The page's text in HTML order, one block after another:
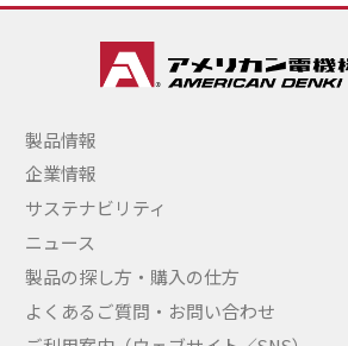
製品情報
企業情報
サステナビリティ
ニュース
製品の探し方・購入の仕方
よくあるご質問・お問い合わせ